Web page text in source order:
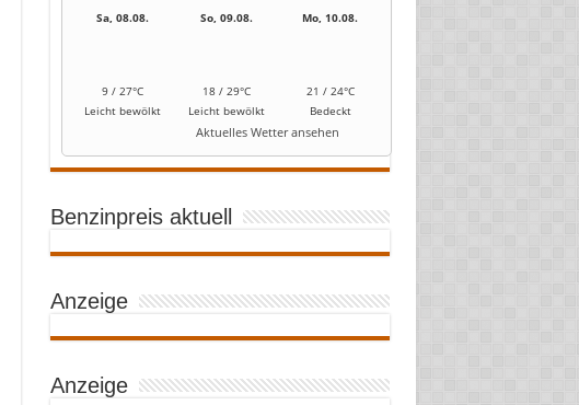
Sa, 08.08.
9 / 27°C
Leicht bewölkt
So, 09.08.
18 / 29°C
Leicht bewölkt
Mo, 10.08.
21 / 24°C
Bedeckt
Aktuelles Wetter ansehen
Benzinpreis aktuell
Anzeige
Anzeige